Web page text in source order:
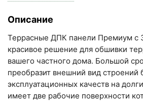
+7 (993) 993-77-33
Написать в МАКС
Написать в Telegram
Написать на почту
Описание
Террасные ДПК панели Премиум с
красивое решение для обшивки
вашего частного дома. Большой
преобразит внешний вид строений
эксплуатационных качеств на
имеет две рабочие поверхности